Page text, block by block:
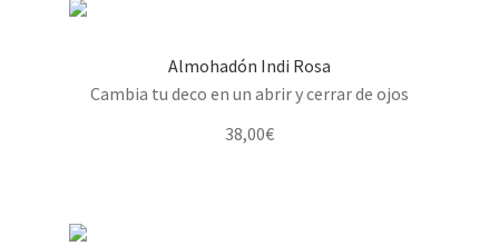
Almohadón Indi Rosa
Cambia tu deco en un abrir y cerrar de ojos
38,00€